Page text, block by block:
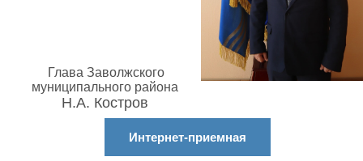
Глава Заволжского
муниципального района
Н.А. Костров
Интернет-приемная